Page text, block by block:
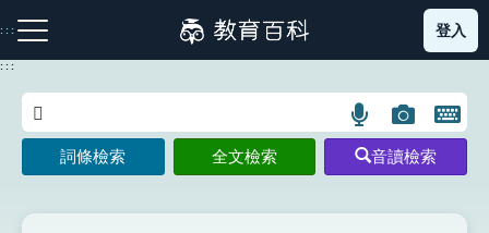
到
主
:::
注音索引圖示 筆畫索引圖示 部首索引表圖示
登入
:::
語
言
搜
圖
片
搜
開
鍵
圖
詞條檢索 全文檢索 音讀檢索